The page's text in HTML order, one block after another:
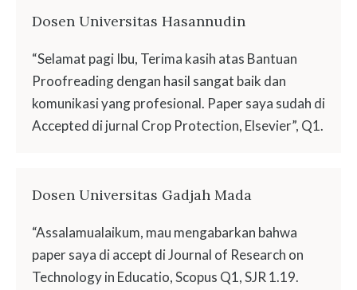
Dosen Universitas Hasannudin
“Selamat pagi Ibu, Terima kasih atas Bantuan
Proofreading dengan hasil sangat baik dan
komunikasi yang profesional. Paper saya sudah di
Accepted di jurnal Crop Protection, Elsevier”, Q1.
Dosen Universitas Gadjah Mada
“Assalamualaikum, mau mengabarkan bahwa
paper saya di accept di Journal of Research on
Technology in Educatio, Scopus Q1, SJR 1.19.